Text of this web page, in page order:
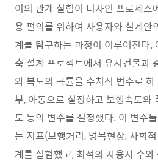
이의 관계 실험이 디자인 프로세스
용 편의를 위하여 사용자와 설계안
계를 탐구하는 과정이 이루어진다.
축 설계 프로젝트에서 유지건물과
와 복도의 곡률을 수치적 변수로
부, 아동으로 설정하고 보행속도와
도 등의 변수를 설정했다. 이 변수
는 지표(보행거리, 병목현상, 사회
계를 실험했고, 최적의 사용자 수